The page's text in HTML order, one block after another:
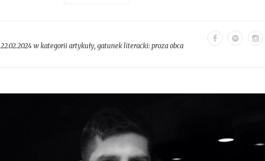
22.02.2024 w kategoriiartykuły, gatunek literacki:proza obca